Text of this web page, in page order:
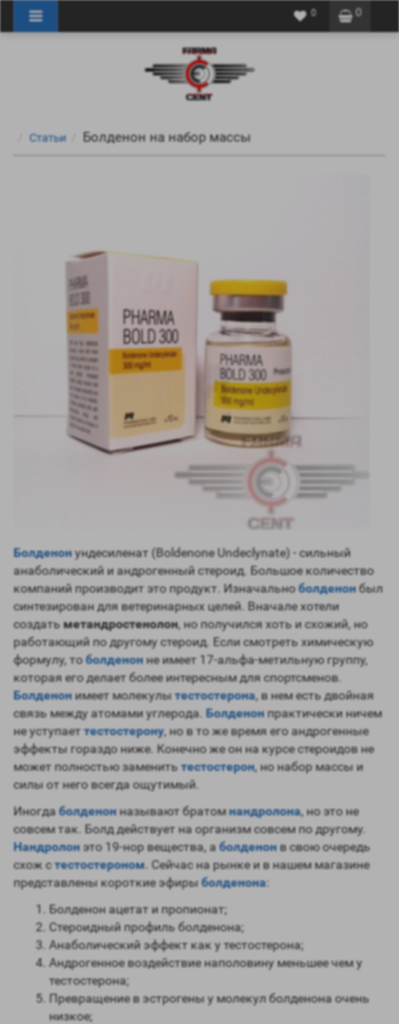
0
0
Статьи Болденон на набор массы
Болденонундесиленат (Boldenone Undeclynate) - сильный
анаболический и андрогенный стероид. Большое количество
компаний производит это продукт. Изначальноболденонбыл
синтезирован для ветеринарных целей. Вначале хотели
создатьметандростенолон, но получился хоть и схожий, но
работающий по другому стероид. Если смотреть химическую
формулу, тоболденонне имеет 17-альфа-метильную группу,
которая его делает более интересным для спортсменов.
Болденонимеет молекулытестостерона, в нем есть двойная
связь между атомами углерода. Болденонпрактически ничем
не уступает тестостерону, но в то же время его андрогенные
эффекты гораздо ниже. Конечно же он на курсе стероидов не
может полностью заменитьтестостерон, но набор массы и
силы от него всегда ощутимый.
Иногдаболденонназывают братомнандролона, но это не
совсем так. Болд действует на организм совсем по другому.
Нандролонэто 19-нор вещества, аболденонвсвою очередь
схож стестостероном . Сейчас на рынке и в нашем магазине
представлены короткие эфирыболденона
Болденон ацетат и пропионат;
Стероидный профиль болденона;
Анаболический эффект как у тестостерона;
Андрогенное воздействие наполовину меньшее чем у
тестостерона;
Превращение в эстрогены у молекул болденона очень
низкое;